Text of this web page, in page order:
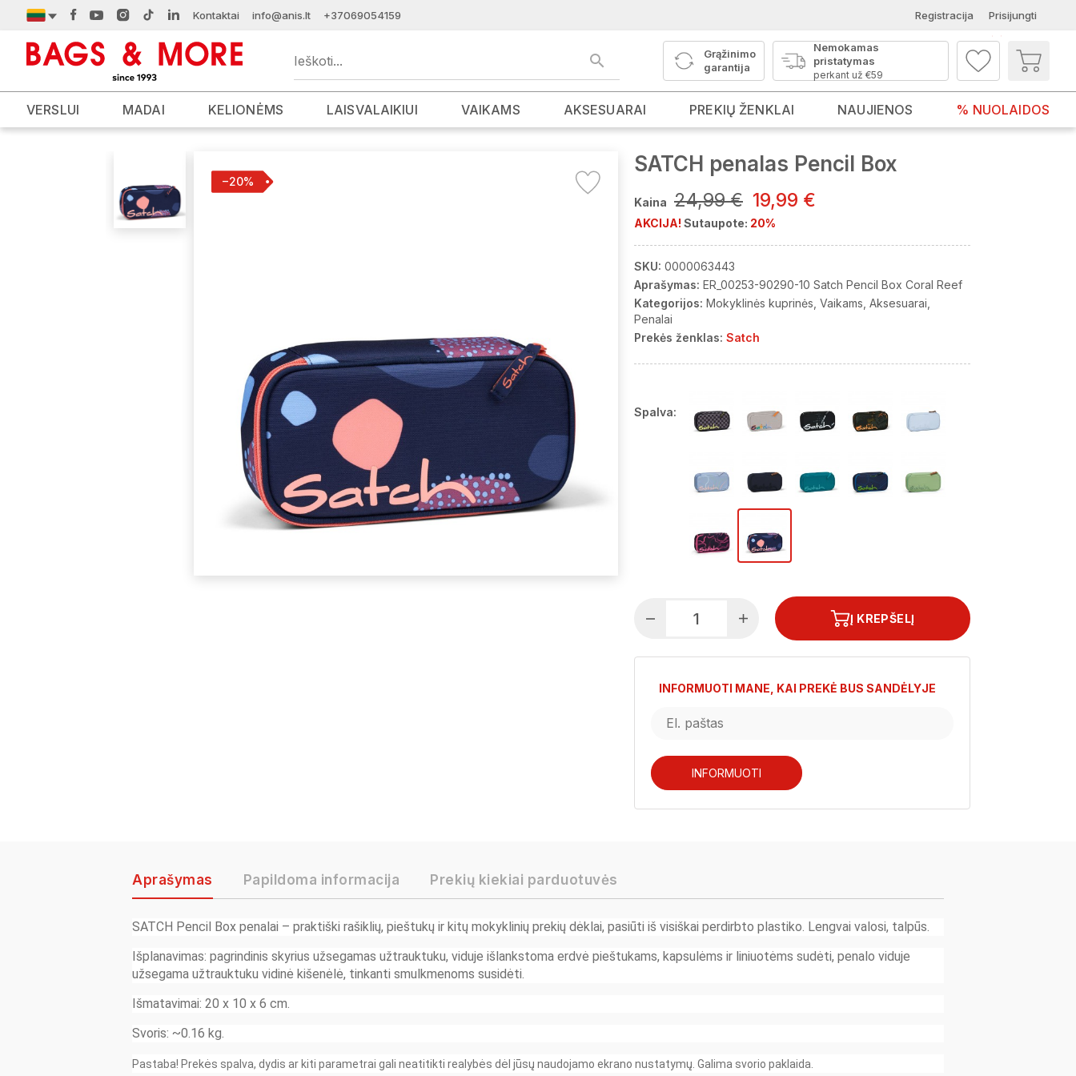
Kontaktai info@anis.lt +37069054159 Registracija Prisijungti
Grąžinimo
garantija
Nemokamas
pristatymas
perkant už €59
VERSLUI MADAI KELIONĖMS LAISVALAIKIUI VAIKAMS AKSESUARAI PREKIŲ ŽENKLAI NAUJIENOS % NUOLAIDOS
−20%
SATCH penalas Pencil Box
Kaina 24,99 € 19,99 €
AKCIJA! Sutaupote: 20%
SKU: 0000063443
Aprašymas: ER_00253-90290-10 Satch Pencil Box Coral Reef
Kategorijos: Mokyklinės kuprinės Vaikams Aksesuarai
Penalai
Prekės ženklas: Satch
Spalva:
Į KREPŠELĮ
INFORMUOTI MANE, KAI PREKĖ BUS SANDĖLYJE
INFORMUOTI
Aprašymas Papildoma informacija Prekių kiekiai parduotuvės
SATCH Pencil Box penalai – praktiški rašiklių, pieštukų ir kitų mokyklinių prekių dėklai, pasiūti iš visiškai perdirbto plastiko. Lengvai valosi, talpūs.
Išplanavimas: pagrindinis skyrius užsegamas užtrauktuku, viduje išlankstoma erdvė pieštukams, kapsulėms ir liniuotėms sudėti, penalo viduje
užsegama užtrauktuku vidinė kišenėlė, tinkanti smulkmenoms susidėti.
Išmatavimai: 20 x 10 x 6 cm.
Svoris: ~0.16 kg.
Pastaba! Prekės spalva, dydis ar kiti parametrai gali neatitikti realybės dėl jūsų naudojamo ekrano nustatymų. Galima svorio paklaida.